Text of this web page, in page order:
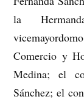
la
Comercio y
Medina; el
Sánchez; el